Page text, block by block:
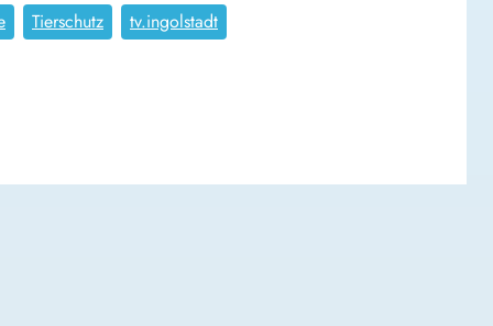
Tierschutz tv.ingolstadt